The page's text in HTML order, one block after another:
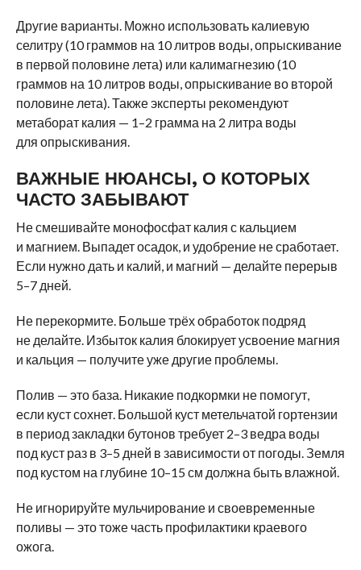
Другие варианты. Можно использовать калиевую
селитру (10 граммов на 10 литров воды, опрыскивание
в первой половине лета) или калимагнезию (10
граммов на 10 литров воды, опрыскивание во второй
половине лета). Также эксперты рекомендуют
метаборат калия — 1–2 грамма на 2 литра воды
для опрыскивания.
ВАЖНЫЕ НЮАНСЫ, О КОТОРЫХ
ЧАСТО ЗАБЫВАЮТ
Не смешивайте монофосфат калия с кальцием
и магнием. Выпадет осадок, и удобрение не сработает.
Если нужно дать и калий, и магний — делайте перерыв
5–7 дней.
Не перекормите. Больше трёх обработок подряд
не делайте. Избыток калия блокирует усвоение магния
и кальция — получите уже другие проблемы.
Полив — это база. Никакие подкормки не помогут,
если куст сохнет. Большой куст метельчатой гортензии
в период закладки бутонов требует 2–3 ведра воды
под куст раз в 3–5 дней в зависимости от погоды. Земля
под кустом на глубине 10–15 см должна быть влажной.
Не игнорируйте мульчирование и своевременные
поливы — это тоже часть профилактики краевого
ожога.